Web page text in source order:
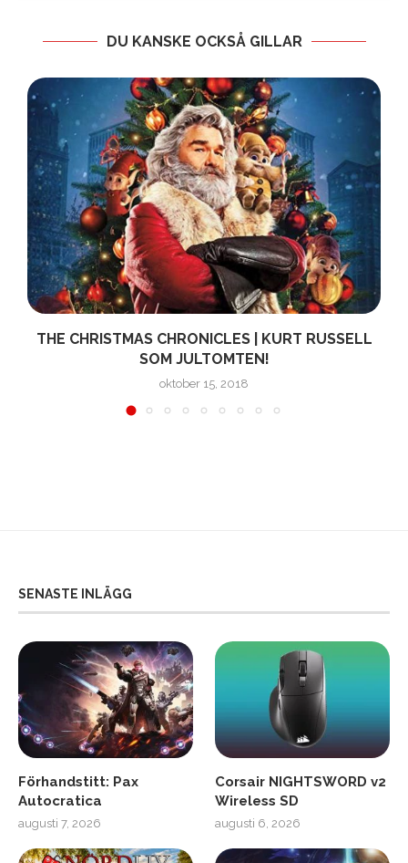
DU KANSKE OCKSÅ GILLAR
THE CHRISTMAS CHRONICLES | KURT RUSSELL
SOM JULTOMTEN!
oktober 15, 2018
SENASTE INLÄGG
Förhandstitt: Pax
Autocratica
augusti 7, 2026
Corsair NIGHTSWORD v2
Wireless SD
augusti 6, 2026